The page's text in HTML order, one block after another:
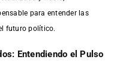
para entender las
futuro político.
Entendiendo el Pulso